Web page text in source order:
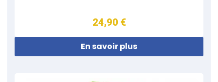
24,90 €
En savoir plus